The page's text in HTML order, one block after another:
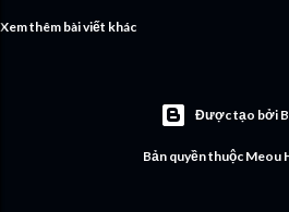
Xem thêm bài viết khác
Được tạo bởi
Bản quyền thuộc Meou